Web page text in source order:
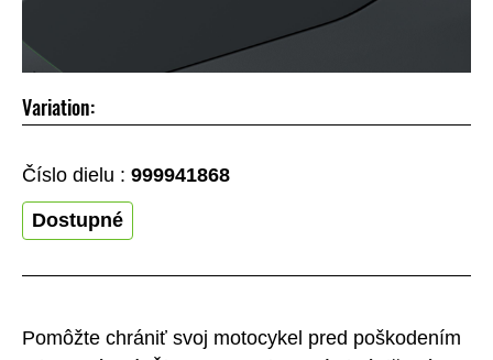
Pomôžte chrániť svoj motocykel pred poškodením
Variation:
Číslo dielu : 999941868
Dostupné